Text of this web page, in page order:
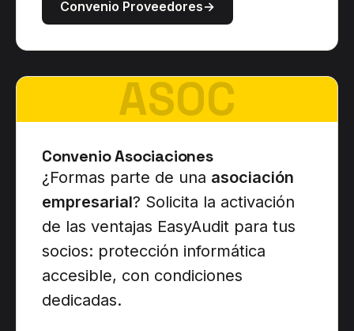
Convenio Proveedores→
ASOC
Convenio Asociaciones
¿Formas parte de una asociación
empresarial? Solicita la activación
de las ventajas EasyAudit para tus
socios: protección informática
accesible, con condiciones
dedicadas.